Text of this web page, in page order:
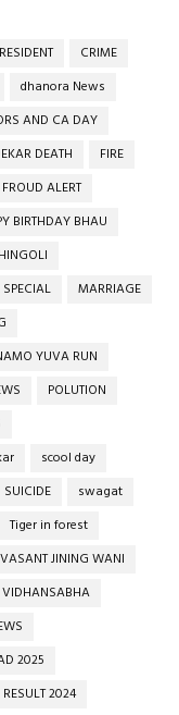
CRIME
dhanora News
AND CA DAY
DEATH
FIRE
FROUD ALERT
BIRTHDAY BHAU
HINGOLI
MARRIAGE
YUVA RUN
POLUTION
scool day
SUICIDE
swagat
Tiger in forest
VASANT JINING WANI
VIDHANSABHA
2025
2024